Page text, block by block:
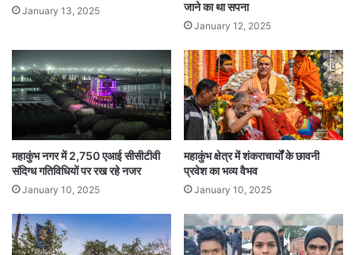
के खिलाफ सख्त कार्रवाई की जाएगी।
Tags Arvind Kejriwal Delhi National News
January 13, 2025
जाने का था सपना
January 12, 2025
महाकुंभ नगर में 2,750 एआई सीसीटीवी
संदिग्ध गतिविधियों पर रख रहे नजर
January 10, 2025
महाकुंभ क्षेत्र में शंकराचार्यों के छावनी
प्रवेश का भव्य वैभव
January 10, 2025